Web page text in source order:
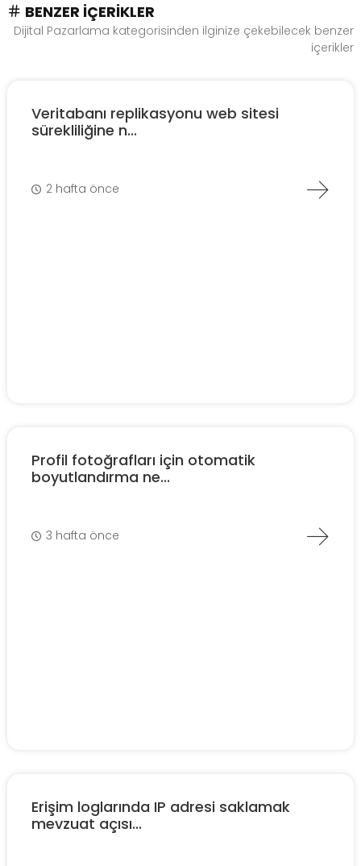
BENZER İÇERIKLER
Dijital Pazarlama kategorisinden ilginize çekebilecek benzer
içerikler
Veritabanı replikasyonu web sitesi
sürekliliğine n...
2 hafta önce
Profil fotoğrafları için otomatik
boyutlandırma ne...
3 hafta önce
Erişim loglarında IP adresi saklamak
mevzuat açısı...